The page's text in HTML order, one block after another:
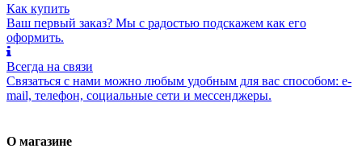
Как купить
Ваш первый заказ? Мы с радостью подскажем как его
оформить.
Всегда на связи
Связаться с нами можно любым удобным для вас способом: e-
mail, телефон, социальные сети и мессенджеры.
О магазине